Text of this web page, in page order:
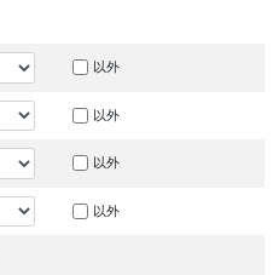
以外
以外
以外
以外